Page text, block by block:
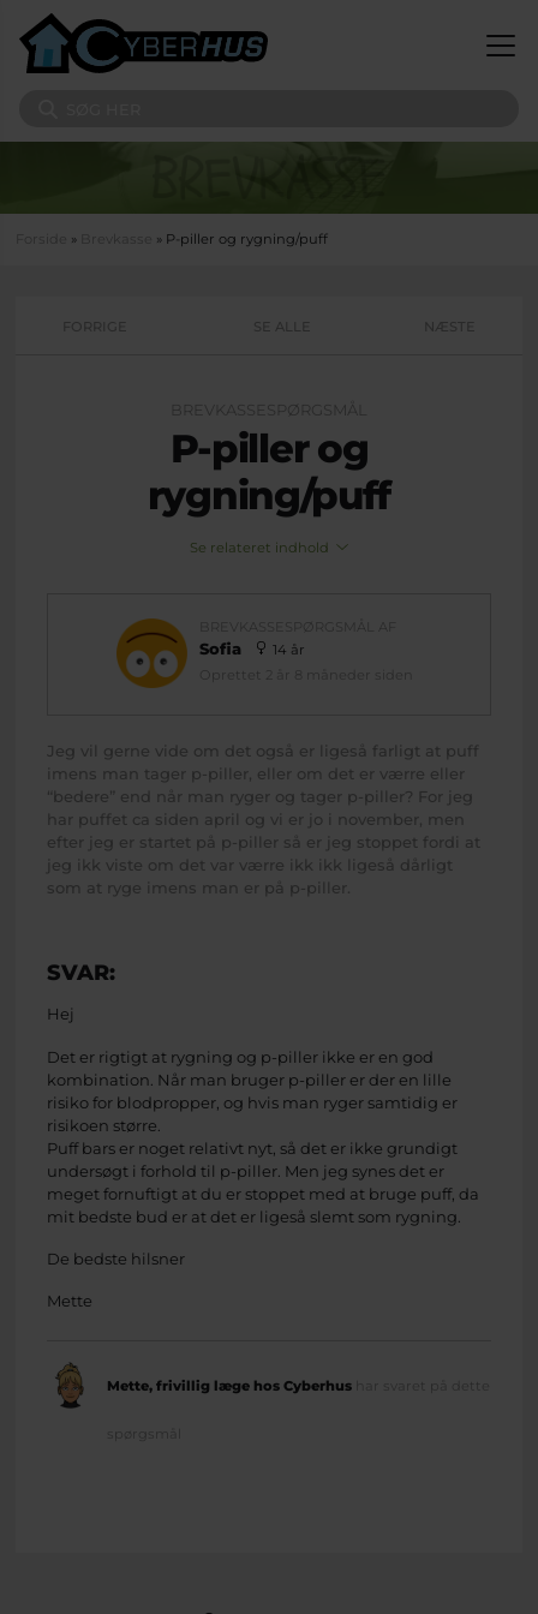
Du er her
» Brevkasse » P-piller og rygning/puff
FORRIGE SE ALLE NÆSTE
BREVKASSESPØRGSMÅL
P-piller og
rygning/puff
Se relateret indhold
BREVKASSESPØRGSMÅL AF
Sofia
14 år
Oprettet 2 år 8 måneder siden
Jeg vil gerne vide om det også er ligeså farligt at puff
imens man tager p-piller, eller om det er værre eller
“bedere” end når man ryger og tager p-piller? For jeg
har puffet ca siden april og vi er jo i november, men
efter jeg er startet på p-piller så er jeg stoppet fordi at
jeg ikk viste om det var værre ikk ikk ligeså dårligt
som at ryge imens man er på p-piller.
SVAR:
Hej
Det er rigtigt at rygning og p-piller ikke er en god
kombination. Når man bruger p-piller er der en lille
risiko for blodpropper, og hvis man ryger samtidig er
risikoen større.
Puff bars er noget relativt nyt, så det er ikke grundigt
undersøgt i forhold til p-piller. Men jeg synes det er
meget fornuftigt at du er stoppet med at bruge puff, da
mit bedste bud er at det er ligeså slemt som rygning.
De bedste hilsner
Mette
Mette, frivillig læge hos Cyberhus har svaret på dette
spørgsmål